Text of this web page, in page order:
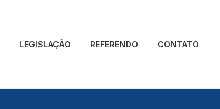
LEGISLAÇÃO REFERENDO CONTATO